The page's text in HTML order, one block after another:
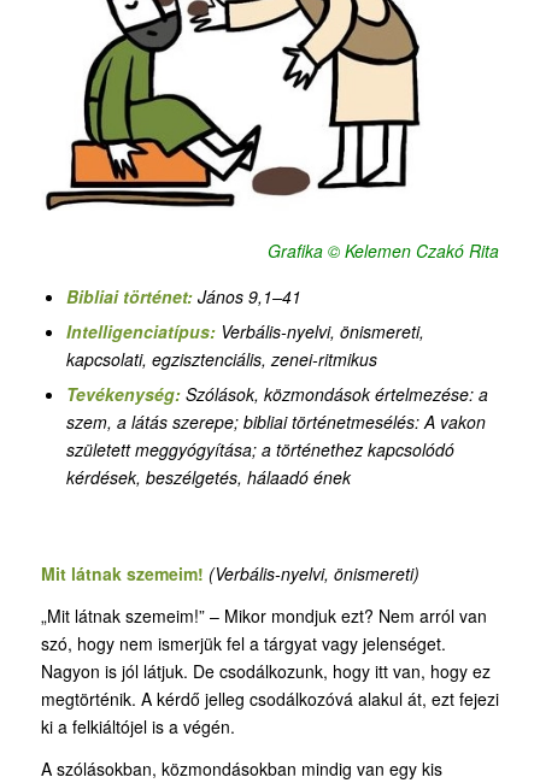
Grafika © Kelemen Czakó Rita
Bibliai történet:János 9,1–41
Intelligenciatípus: Verbális-nyelvi, önismereti,
kapcsolati, egzisztenciális, zenei-ritmikus
Tevékenység: Szólások, közmondások értelmezése: a
szem, a látás szerepe;bibliai történetmesélés: A vakon
született meggyógyítása; a történethez kapcsolódó
kérdések, beszélgetés, hálaadó ének
Mit látnak szemeim! (Verbális-nyelvi, önismereti)
„Mit látnak szemeim!” – Mikor mondjuk ezt? Nem arról van
szó, hogy nem ismerjük fel a tárgyat vagy jelenséget.
Nagyon is jól látjuk. De csodálkozunk, hogy itt van, hogy ez
megtörténik. A kérdő jelleg csodálkozóvá alakul át, ezt fejezi
ki a felkiáltójel is a végén.
A szólásokban, közmondásokban mindig van egy kis